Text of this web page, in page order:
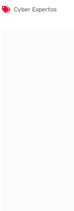
Cyber Expertos